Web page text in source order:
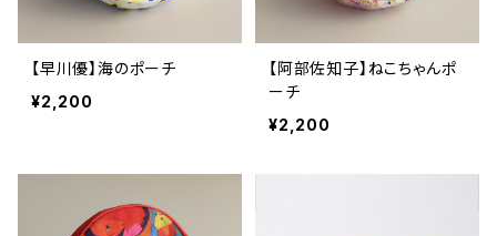
【早川優】海のポーチ
¥2,200
【阿部佐知子】ねこちゃんポ
ーチ
¥2,200